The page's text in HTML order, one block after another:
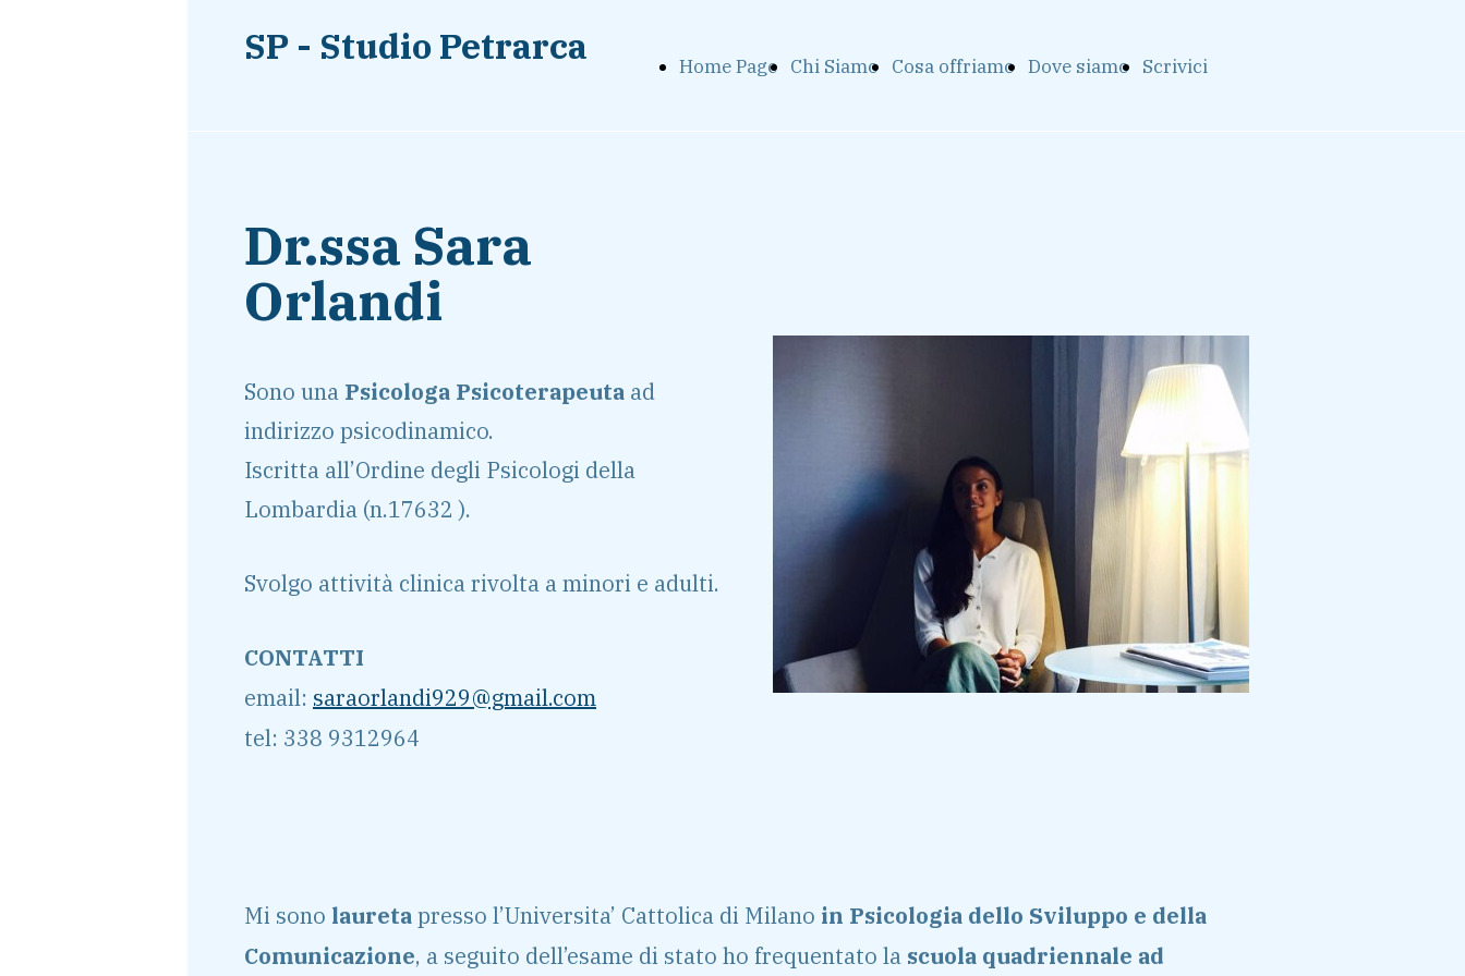
SP - Studio Petrarca Home Page Chi Siamo Cosa offriamo Dove siamo Scrivici
Dr.ssa Sara
Orlandi
Sono una Psicologa Psicoterapeuta ad
indirizzo psicodinamico.
Iscritta all’Ordine degli Psicologi della
Lombardia (n.17632 ).
Svolgo attività clinica rivolta a minori e adulti.
CONTATTI
email: saraorlandi929@gmail.com
tel: 338 9312964
Mi sono lauretapresso l’Universita’ Cattolica di Milano in Psicologia dello Sviluppo e della
Comunicazione, a seguito dell’esame di stato ho frequentato la scuola quadriennale ad